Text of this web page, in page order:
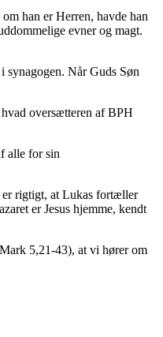
han er Herren, havde han
evner og magt.
synagogen. Når Guds Søn
oversætteren af BPH
alle for sin
er rigtigt, at Lukas fortæller
er Jesus hjemme, kendt
5,21-43), at vi hører om